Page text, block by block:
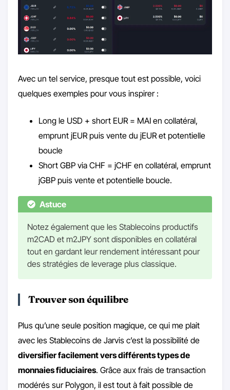
Avec un tel service, presque tout est possible, voici
quelques exemples pour vous inspirer :
Long le USD + short EUR = MAI en collatéral,
emprunt jEUR puis vente du jEUR et potentielle
boucle
Short GBP via CHF = jCHF en collatéral, emprunt
jGBP puis vente et potentielle boucle.
Astuce
Notez également que les Stablecoins productifs
m2CAD et m2JPY sont disponibles en collatéral
tout en gardant leur rendement intéressant pour
des stratégies de leverage plus classique.
Trouver son équilibre
Plus qu’une seule position magique, ce qui me plait
avec les Stablecoins de Jarvis c’est la possibilité de
diversifier facilement vers différents types de
monnaies fiduciaires. Grâce aux frais de transaction
modérés sur Polygon, il est tout à fait possible de